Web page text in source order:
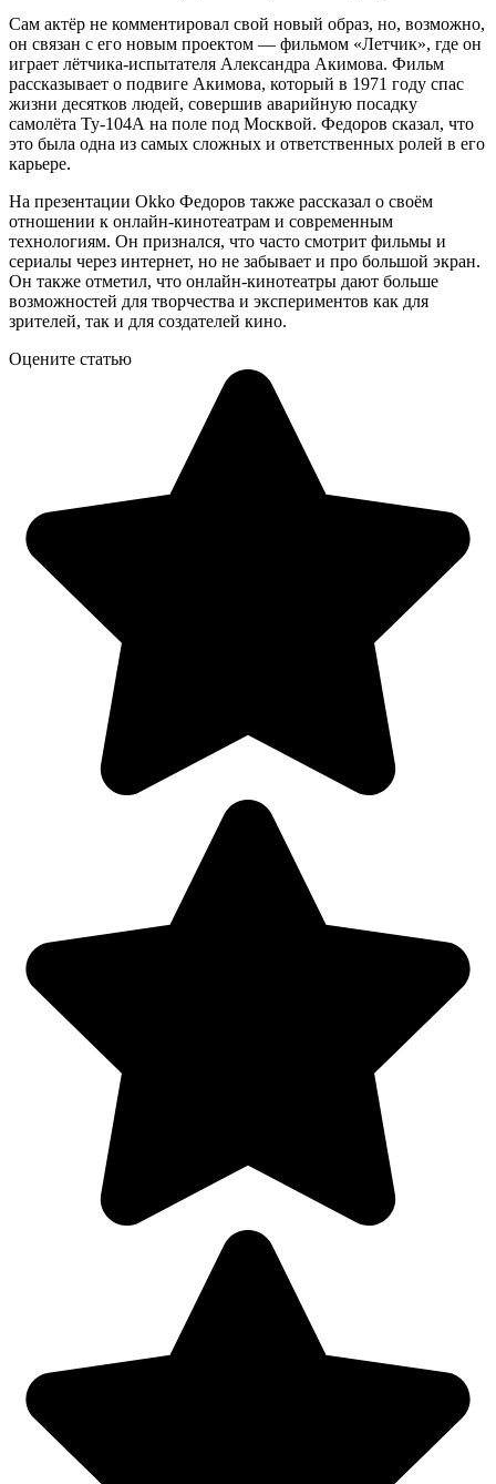
Сам актёр не комментировал свой новый образ, но, возможно,
он связан с его новым проектом — фильмом «Летчик», где он
играет лётчика-испытателя Александра Акимова. Фильм
рассказывает о подвиге Акимова, который в 1971 году спас
жизни десятков людей, совершив аварийную посадку
самолёта Ту-104А на поле под Москвой. Федоров сказал, что
это была одна из самых сложных и ответственных ролей в его
карьере.
На презентации Okko Федоров также рассказал о своём
отношении к онлайн-кинотеатрам и современным
технологиям. Он признался, что часто смотрит фильмы и
сериалы через интернет, но не забывает и про большой экран.
Он также отметил, что онлайн-кинотеатры дают больше
возможностей для творчества и экспериментов как для
зрителей, так и для создателей кино.
Оцените статью